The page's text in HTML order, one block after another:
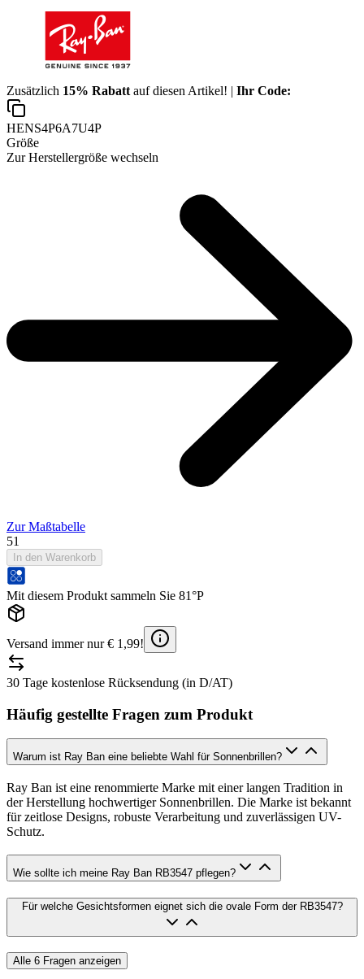
Zusätzlich 15% Rabatt auf diesen Artikel! | Ihr Code:
HENS4P6A7U4P
Größe
Zur Herstellergröße wechseln
Zur Maßtabelle
51
In den Warenkorb
Mit diesem Produkt sammeln Sie 81°P
Versand immer nur € 1,99!
30 Tage kostenlose Rücksendung (in D/AT)
Häufig gestellte Fragen zum Produkt
Warum ist Ray Ban eine beliebte Wahl für Sonnenbrillen?
Ray Ban ist eine renommierte Marke mit einer langen Tradition in
der Herstellung hochwertiger Sonnenbrillen. Die Marke ist bekannt
für zeitlose Designs, robuste Verarbeitung und zuverlässigen UV-
Schutz.
Wie sollte ich meine Ray Ban RB3547 pflegen?
Für welche Gesichtsformen eignet sich die ovale Form der RB3547?
Alle 6 Fragen anzeigen